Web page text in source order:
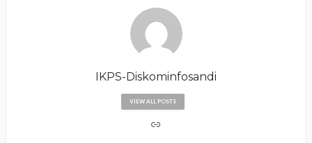
IKPS-Diskominfosandi
VIEW ALL POSTS